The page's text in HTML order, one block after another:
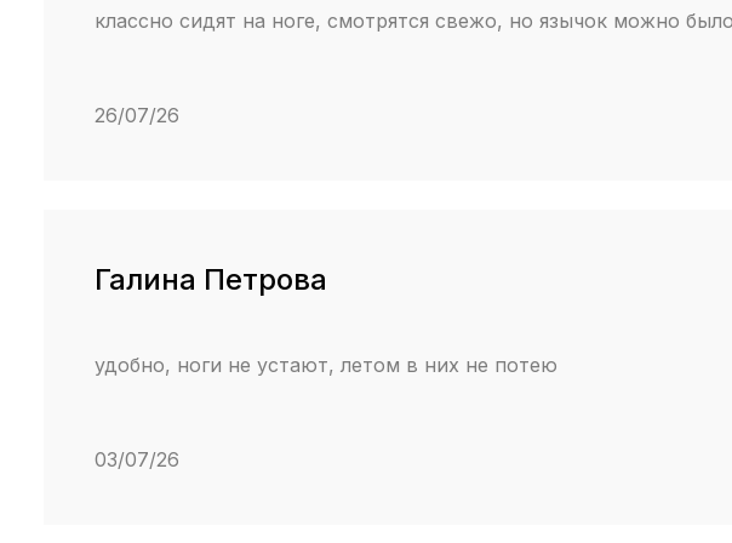
классно сидят на ноге, смотрятся свежо, но язычок можно
26/07/26
Галина Петрова
удобно, ноги не устают, летом в них не потею
03/07/26